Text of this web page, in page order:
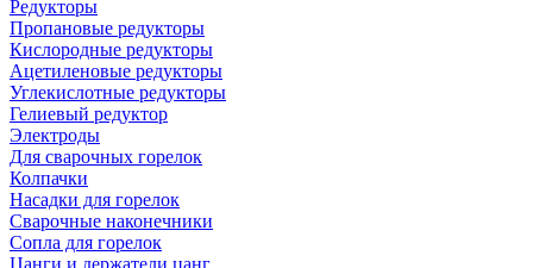
Редукторы
Пропановые редукторы
Кислородные редукторы
Ацетиленовые редукторы
Углекислотные редукторы
Гелиевый редуктор
Электроды
Для сварочных горелок
Колпачки
Насадки для горелок
Сварочные наконечники
Сопла для горелок
Цанги и держатели цанг